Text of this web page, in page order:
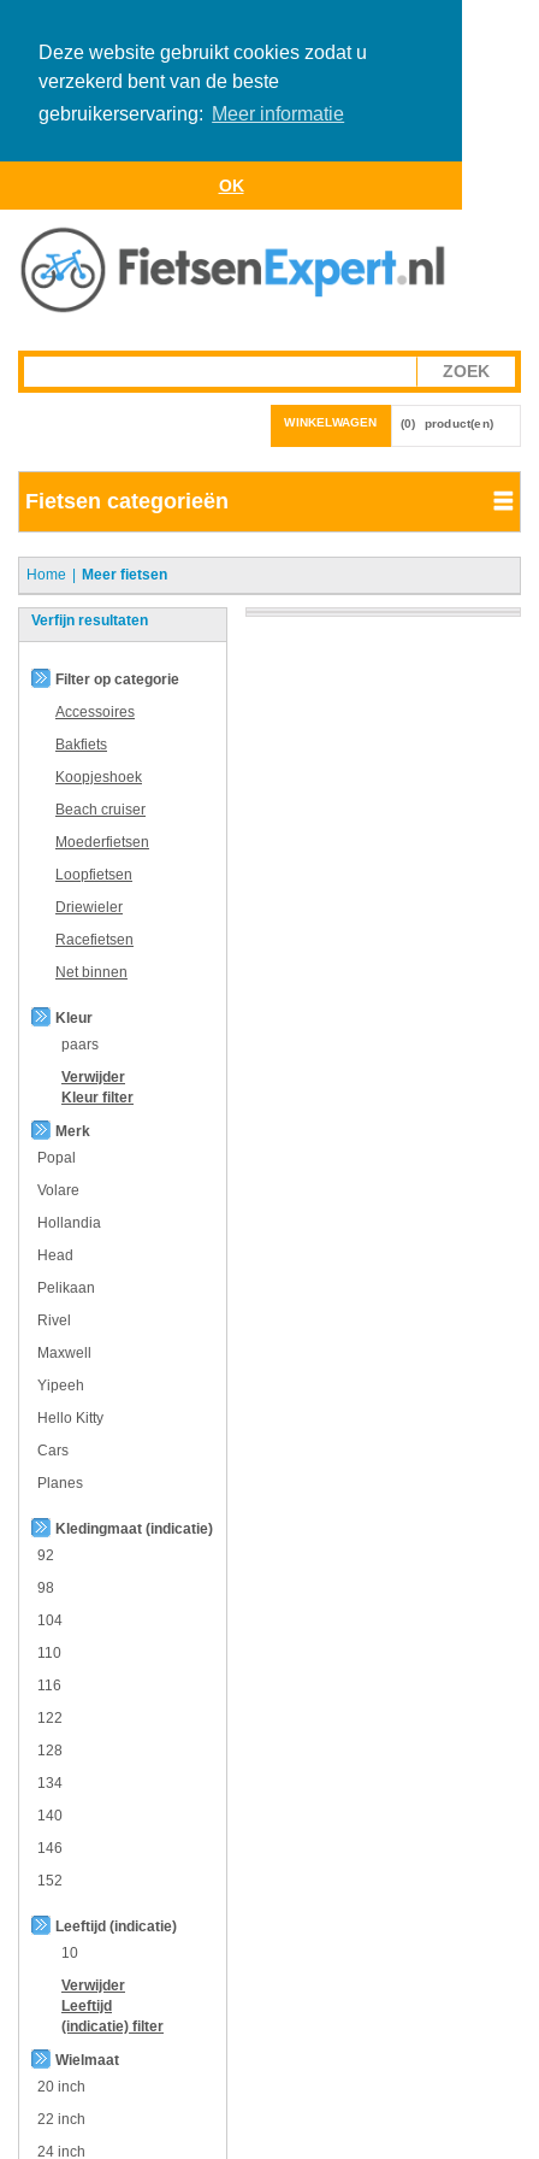
Deze website gebruikt cookies zodat u
verzekerd bent van de beste
gebruikerservaring: Meer informatie
OK
WINKELWAGEN (0) product(en)
Fietsen categorieën
Home Meer fietsen
Verfijn resultaten
Filter op categorie
Accessoires
Bakfiets
Koopjeshoek
Beach cruiser
Moederfietsen
Loopfietsen
Driewieler
Racefietsen
Net binnen
Kleur
paars
Verwijder
Kleur filter
Merk
Popal
Volare
Hollandia
Head
Pelikaan
Rivel
Maxwell
Yipeeh
Hello Kitty
Cars
Planes
Kledingmaat (indicatie)
92
98
104
110
116
122
128
134
140
146
152
Leeftijd (indicatie)
10
Verwijder
Leeftijd
(indicatie) filter
Wielmaat
20 inch
22 inch
24 inch